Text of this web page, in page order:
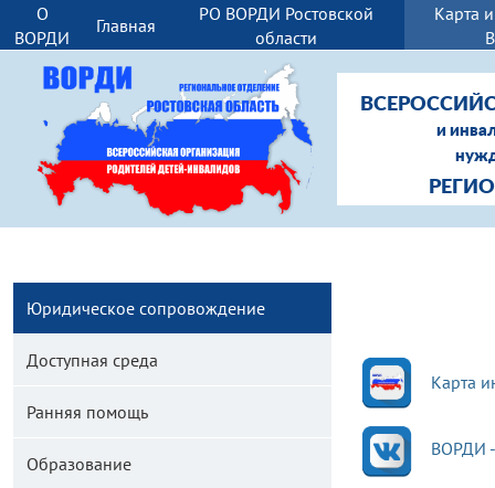
О
ВОРДИ
Главная
РО ВОРДИ Ростовской
области
Карта
и
Юридическое сопровождение
Доступная среда
Ранняя помощь
Образование
Карта
ВОРДИ